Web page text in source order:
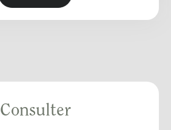
Consulter